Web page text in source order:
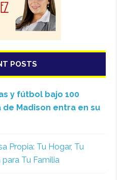
POSTS
y fútbol bajo 100
Madison entra en su
Propia: Tu Hogar, Tu
Tu Familia